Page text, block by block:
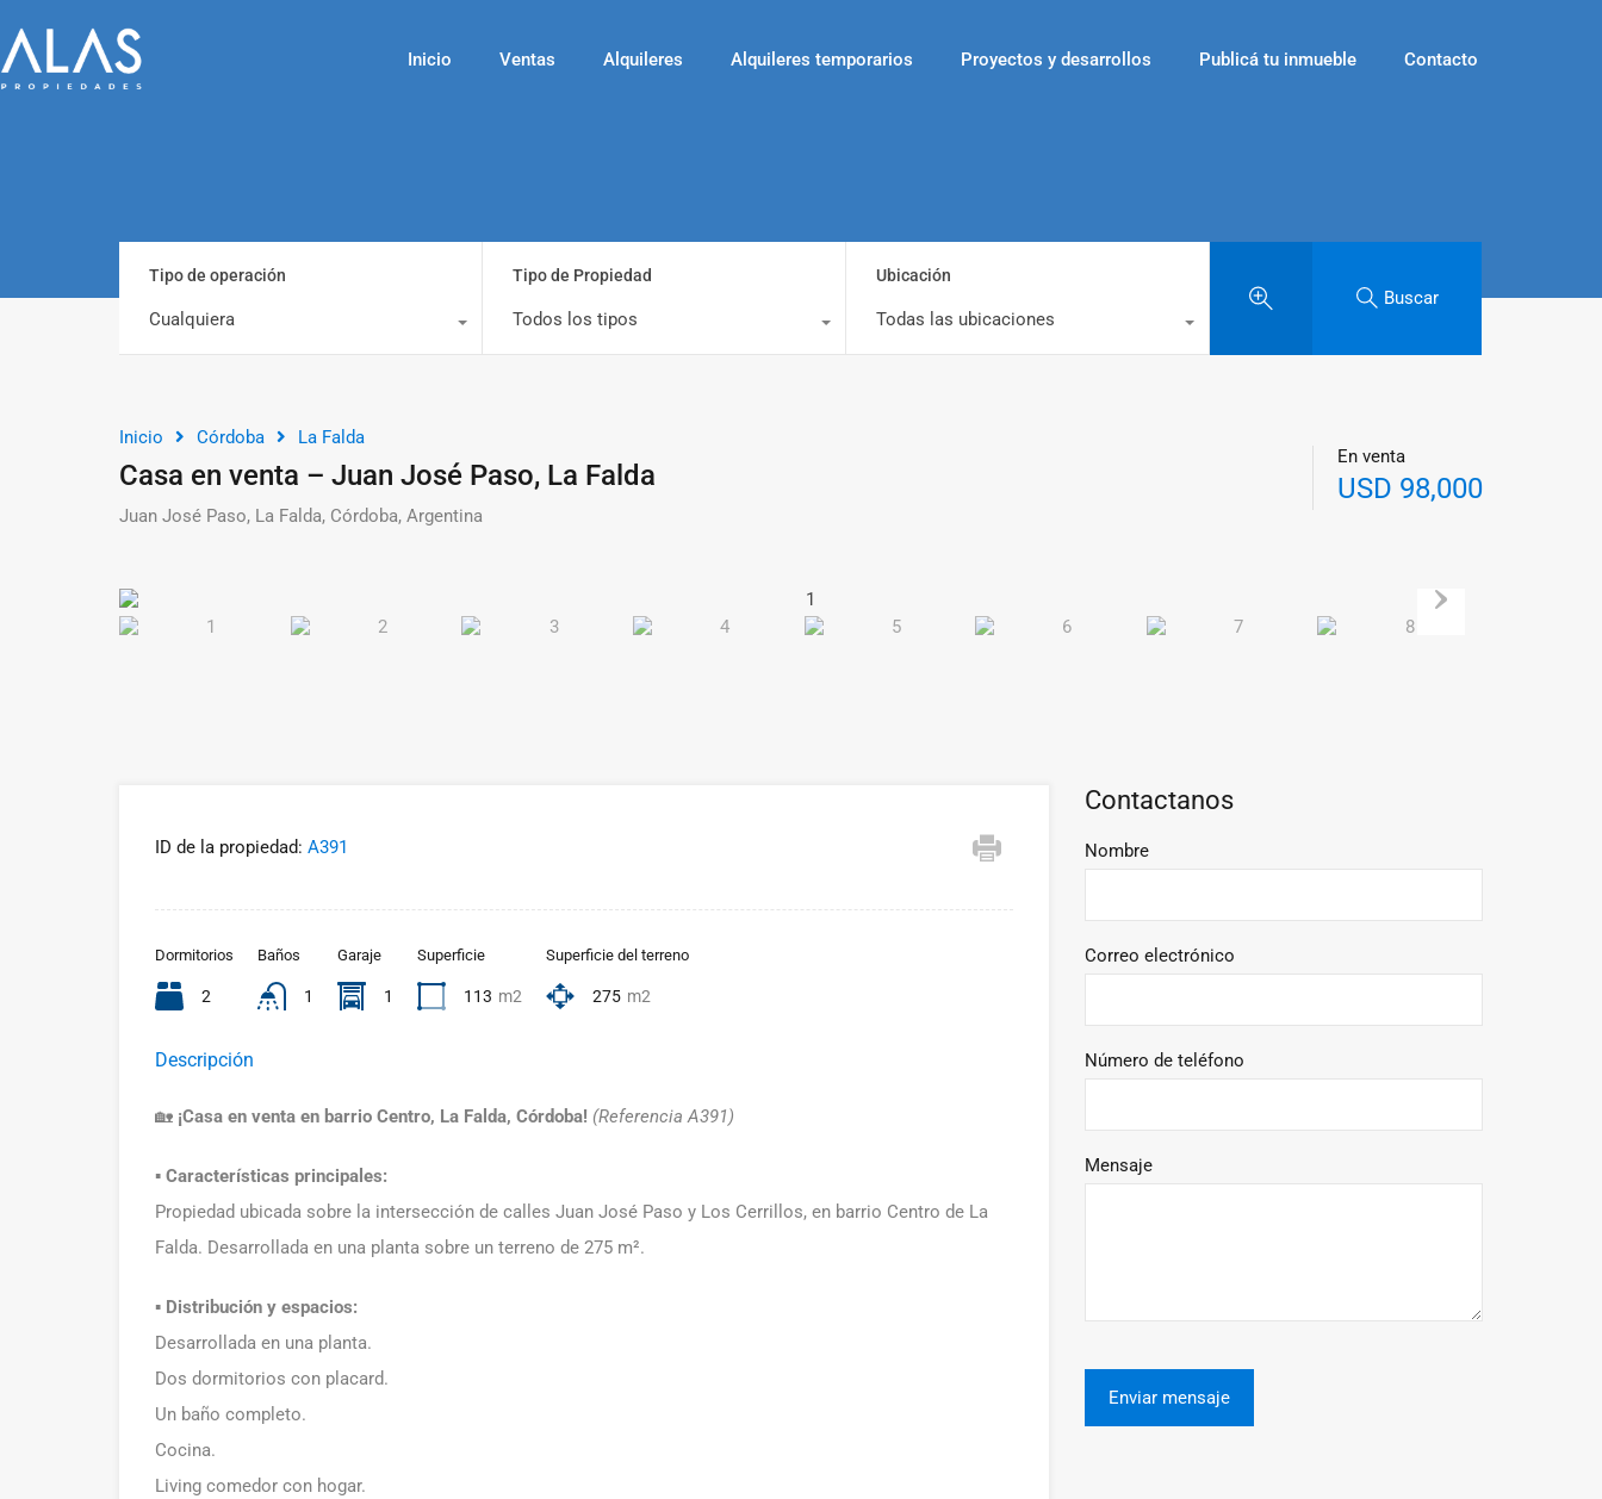
Inicio Ventas Alquileres Alquileres temporarios Proyectos y desarrollos Publicá tu inmueble Contacto
Tipo de operación
Cualquiera
Tipo de Propiedad
Todos los tipos
Ubicación
Todas las ubicaciones
Buscar
Inicio Córdoba La Falda
Casa en venta – Juan José Paso, La Falda
Juan José Paso, La Falda, Córdoba, Argentina
En venta
USD 98,000
ID de la propiedad: A391
Dormitorios
2
Baños
1
Garaje
1
Superficie
113 m2
Superficie del terreno
275 m2
Descripción
🏡 ¡Casa en venta en barrio Centro, La Falda, Córdoba! (Referencia A391)
▪️ Características principales:
Propiedad ubicada sobre la intersección de calles Juan José Paso y Los Cerrillos, en barrio Centro de La
Falda. Desarrollada en una planta sobre un terreno de 275 m².
▪️ Distribución y espacios:
Desarrollada en una planta.
Dos dormitorios con placard.
Un baño completo.
Cocina.
Living comedor con hogar.
Contactanos
Nombre
Correo electrónico
Número de teléfono
Mensaje